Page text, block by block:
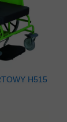
H515